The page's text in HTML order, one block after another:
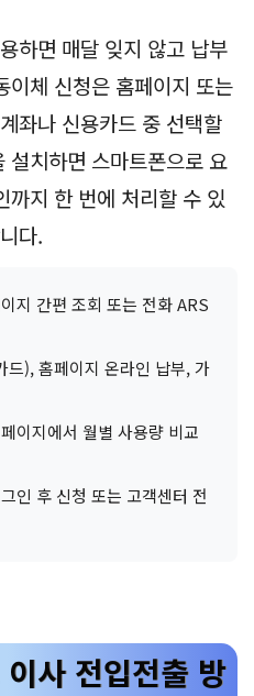
하면 매달 잊지 않고 납부
이체 신청은 홈페이지 또는
좌나 신용카드 중 선택할
설치하면 스마트폰으로 요
까지 한 번에 처리할 수 있
다.
지 간편 조회 또는 전화 ARS
), 홈페이지 온라인 납부, 가
이지에서 월별 사용량 비교
인 후 신청 또는 고객센터 전
사 전입전출 방